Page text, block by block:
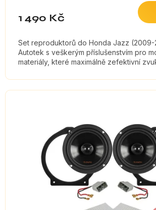
1 490 Kč
Set reproduktorů do Honda Jazz (2009-
Autotek s veškerým příslušenstvím pro
materiály, které maximálně zefektivní